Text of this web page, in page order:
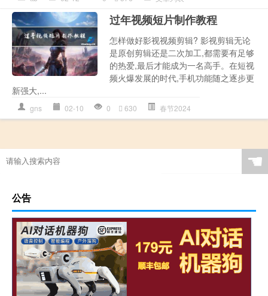
过年视频短片制作教程
怎样做好影视视频剪辑? 影视剪辑无论
是原创剪辑还是二次加工,都需要有足够
的热爱,最后才能成为一名高手。在短视
频火爆发展的时代,手机功能随之逐步更
新强大,...
gns 02-10 0 630 春节2024
☚
公告